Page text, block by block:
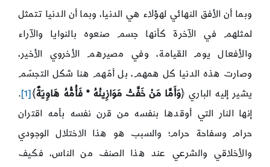
وبما أن الأفق النهائي لهؤلاء هي الدنيا، وبما أن الدنيا تتمثل
لمثلهم في الآخرة كأنها جسم صنعوه بالنوايا والآراء
والأفعال يوم القيامة، وفي مصيرهم الأخروي الأخير،
وصارت هذه الدنيا كل همهم، بل أمّهم هنا شكل التجسّم
يشير إليه الباري ﴿وَأَمَّا مَنْ خَفَّتْ مَوَازِينُهُ * فَأُمُّهُ هَاوِيَةٌ﴾ [1]
.
إنها النار التي أوقدها بنفسه من قرن نفسه بأمه اقتران
حرام وسفاحة حرام؛ والسبب هو هذا الاختلال الوجودي
والأخلاقي والشرعي عند هذا الصنف من الناس، فكيف